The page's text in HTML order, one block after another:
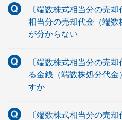
〔端数株式相当分の売
相当分の売却代金（端
が分からない
〔端数株式相当分の売
る金銭（端数株処分代金
すか
〔端数株式相当分の売